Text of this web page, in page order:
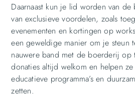
Daarnaast kun je lid worden van
van exclusieve voordelen, zoals
evenementen en kortingen op
een geweldige manier om je steun
nauwere band met de boerderij op
donaties altijd welkom en helpen
educatieve programma’s en
zetten.